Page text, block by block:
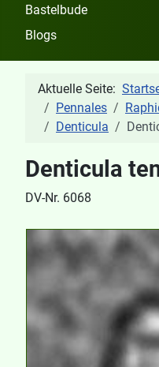
Bastelbude
Blogs
Aktuelle Seite:
Pennales
Denticula
Denticula
DV-Nr. 6068